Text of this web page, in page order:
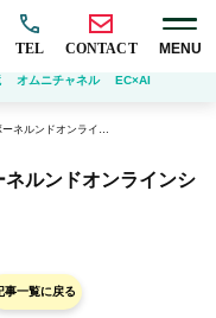
TEL CONTACT MENU
買い物のしやすさを追求した『ボーネルンドオンラインショップ』
ルンドオンラインシ
事一覧に戻る
オムニチャネル EC×AI